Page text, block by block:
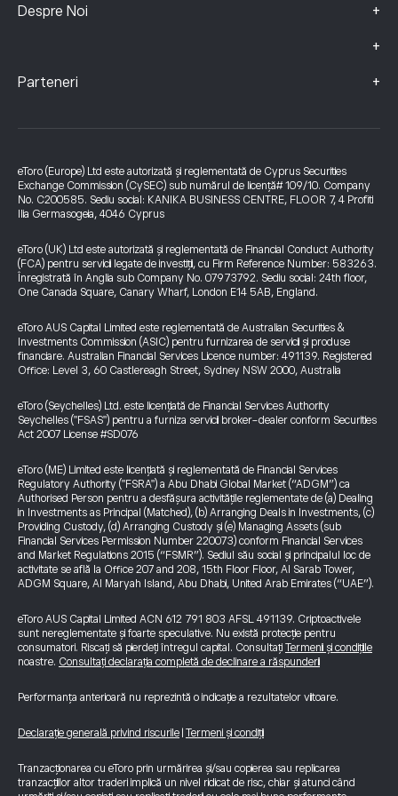
Despre Noi +
+
Parteneri +
eToro (Europe) Ltd este autorizată și reglementată de Cyprus Securities
Exchange Commission (CySEC) sub numărul de licență# 109/10. Company
No. C200585. Sediu social: KANIKA BUSINESS CENTRE, FLOOR 7, 4 Profiti
Ilia Germasogeia, 4046 Cyprus
eToro (UK) Ltd este autorizată și reglementată de Financial Conduct Authority
(FCA) pentru servicii legate de investiții, cu Firm Reference Number: 583263.
Înregistrată în Anglia sub Company No. 07973792. Sediu social: 24th floor,
One Canada Square, Canary Wharf, London E14 5AB, England.
eToro AUS Capital Limited este reglementată de Australian Securities &
Investments Commission (ASIC) pentru furnizarea de servicii și produse
financiare. Australian Financial Services Licence number: 491139. Registered
Office: Level 3, 60 Castlereagh Street, Sydney NSW 2000, Australia
eToro (Seychelles) Ltd. este licențiată de Financial Services Authority
Seychelles ("FSAS") pentru a furniza servicii broker-dealer conform Securities
Act 2007 License #SD076
eToro (ME) Limited este licențiată și reglementată de Financial Services
Regulatory Authority ("FSRA") a Abu Dhabi Global Market (“ADGM”) ca
Authorised Person pentru a desfășura activitățile reglementate de (a) Dealing
in Investments as Principal (Matched), (b) Arranging Deals in Investments, (c)
Providing Custody, (d) Arranging Custody și (e) Managing Assets (sub
Financial Services Permission Number 220073) conform Financial Services
and Market Regulations 2015 (“FSMR”). Sediul său social și principalul loc de
activitate se află la Office 207 and 208, 15th Floor Floor, Al Sarab Tower,
ADGM Square, Al Maryah Island, Abu Dhabi, United Arab Emirates (“UAE”).
eToro AUS Capital Limited ACN 612 791 803 AFSL 491139. Criptoactivele
sunt nereglementate și foarte speculative. Nu există protecție pentru
consumatori. Riscați să pierdeți întregul capital. Consultați Termenii și condițiile
noastre. Consultați declarația completă de declinare a răspunderii
Performanța anterioară nu reprezintă o indicație a rezultatelor viitoare.
Declarație generală privind riscurile Termeni și condiții
Tranzacționarea cu eToro prin urmărirea și/sau copierea sau replicarea
tranzacțiilor altor traderi implică un nivel ridicat de risc, chiar și atunci când